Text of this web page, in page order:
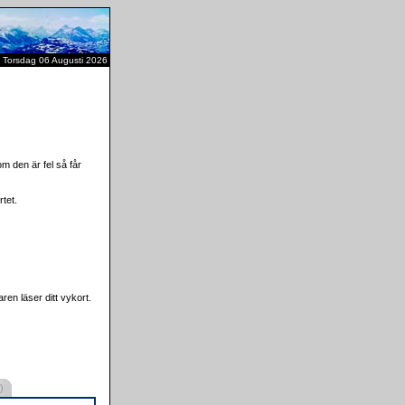
Torsdag 06 Augusti 2026
den är fel så får
läser ditt vykort.